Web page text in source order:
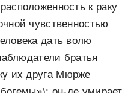
к раку
чувственностью
дать волю
братья
их друга Мюрже